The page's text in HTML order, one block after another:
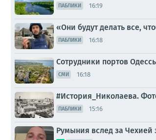
ПАБЛИКИ 16:19
«Они будут делать все,
ПАБЛИКИ 16:18
Сотрудники портов
СМИ 16:18
#История_Николаева.
ПАБЛИКИ 15:16
Румыния вслед за Чехией